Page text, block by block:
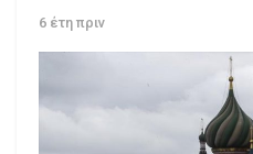
6 έτη πριν